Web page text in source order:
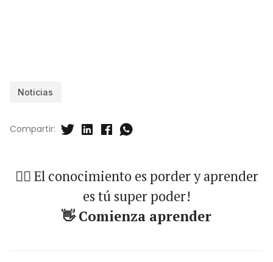
Noticias
Compartir:
🐱‍🏍 El conocimiento es porder y aprender
es tú super poder!
👋 Comienza aprender